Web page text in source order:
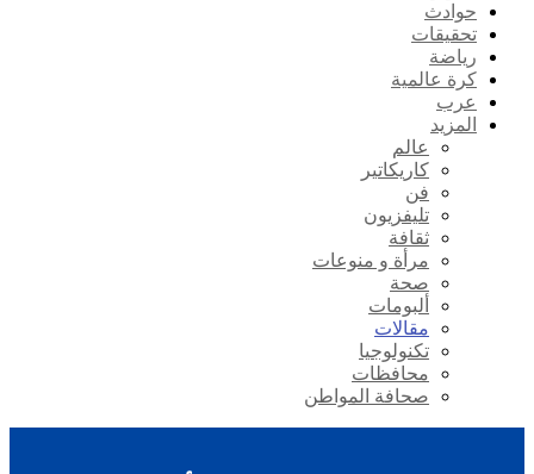
حوادث
تحقيقات
رياضة
كرة عالمية
عرب
المزيد
عالم
كاريكاتير
فن
تليفزيون
ثقافة
مرأة و منوعات
صحة
ألبومات
مقالات
تكنولوجيا
محافظات
صحافة المواطن